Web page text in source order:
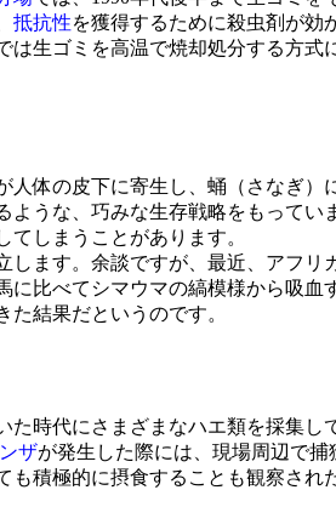
抵抗性を獲得するために殺虫剤が効
生ゴミを高温で焼却処分する方
人体の皮下に寄生し、蛹（さなぎ
うな、巧みな生存戦略をもってい
しまうことがあります。
します。余談ですが、最近、アフ
比べてシマウマの縞模様から吸
結果だというのです。
た時代にさまざまなハエ類を採集
ザが発生した際には、現場周辺で
積極的に摂食することも観察さ